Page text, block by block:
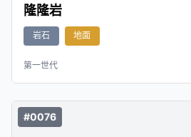
隆隆岩
岩石 地面
第一世代
#0076